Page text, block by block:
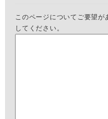
このページについてご要望が
してください。